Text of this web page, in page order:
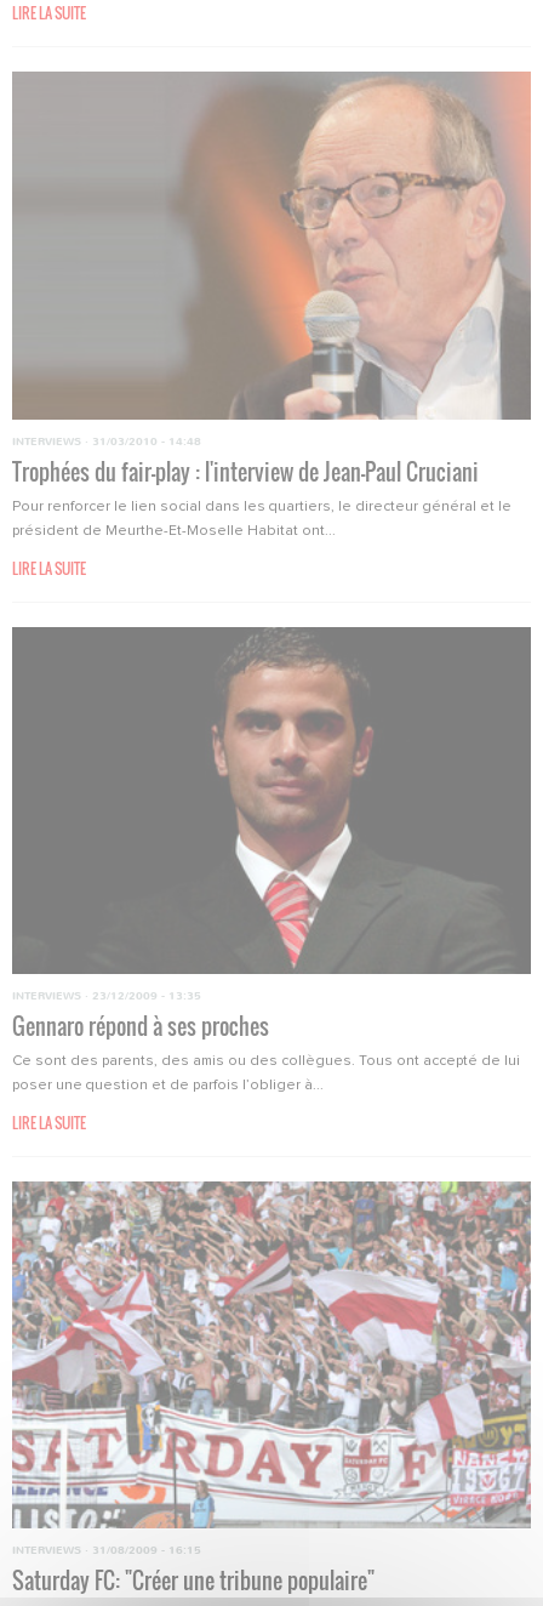
LIRE LA SUITE
INTERVIEWS · 31/03/2010 - 14:48
Trophées du fair-play : l'interview de Jean-Paul Cruciani
Pour renforcer le lien social dans les quartiers, le directeur général et le
président de Meurthe-Et-Moselle Habitat ont...
LIRE LA SUITE
INTERVIEWS · 23/12/2009 - 13:35
Gennaro répond à ses proches
Ce sont des parents, des amis ou des collègues. Tous ont accepté de lui
poser une question et de parfois l’obliger à...
LIRE LA SUITE
INTERVIEWS · 31/08/2009 - 16:15
Saturday FC: "Créer une tribune populaire"